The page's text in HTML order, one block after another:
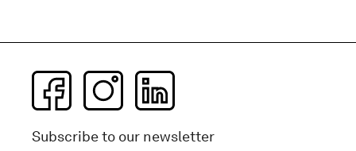
Subscribe to our newsletter